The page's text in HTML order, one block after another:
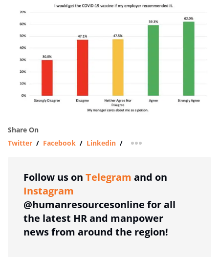
Share On
Twitter / Facebook / Linkedin / more sharing option
Follow us on Telegram and on
Instagram
@humanresourcesonline for all
the latest HR and manpower
news from around the region!